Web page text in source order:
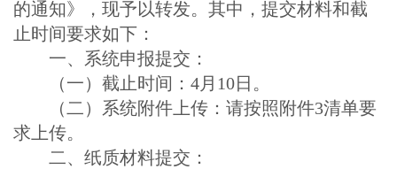
的通知》，现予以转发。其中，提交材料和截
止时间要求如下：
一、系统申报提交：
（一）截止时间：4月10日。
（二）系统附件上传：请按照附件3清单要
求上传。
二、纸质材料提交：